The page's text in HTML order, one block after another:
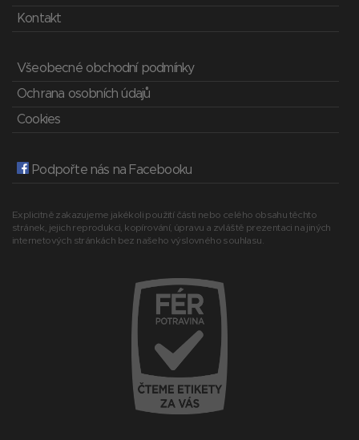
Kontakt
Všeobecné obchodní podmínky
Ochrana osobních údajů
Cookies
Podpořte nás na Facebooku
Explicitně zakazujeme jakékoli použití části nebo celého obsahu těchto
stránek, jejich reprodukci, kopírování, úpravu a zvláště prezentaci na jiných
internetových stránkách bez našeho výslovného souhlasu.